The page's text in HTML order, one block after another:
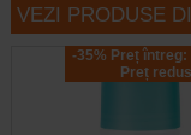
VEZI PRODUSE
-35% Preț întreg:
Preț